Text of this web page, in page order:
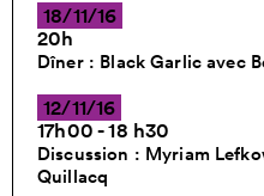
18/11/16
20h
Dîner : Black Garlic avec
12/11/16
17h00 - 18 h30
Discussion : Myriam
Quillacq